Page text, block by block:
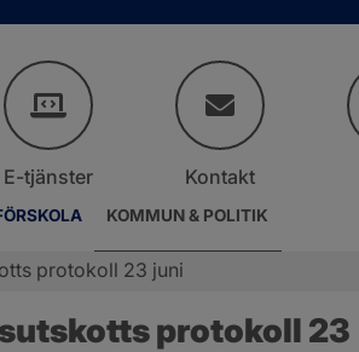
KOMMUN & POLITIK
E-tjänster Kontakt
protokoll 23 juni
protokoll 23